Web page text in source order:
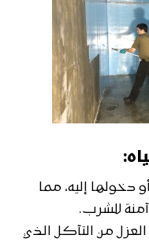
دخولها إليه، مما
للشرب.
من التآكل الذي